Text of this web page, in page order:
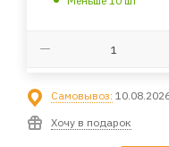
Самовывоз:
Хочу в подарок